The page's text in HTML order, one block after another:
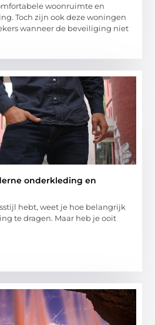
woonruimte en
Toch zijn ook deze woningen
wanneer de beveiliging niet
onderkleding en
hebt, weet je hoe belangrijk
te dragen. Maar heb je ooit